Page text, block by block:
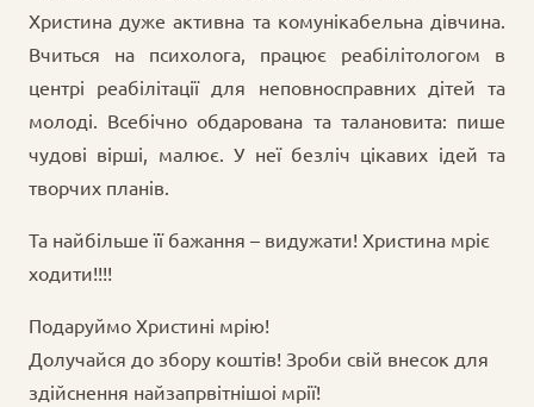
Христина дуже активна та комунікабельна дівчина.
Вчиться на психолога, працює реабілітологом в
центрі реабілітації для неповносправних дітей та
молоді. Всебічно обдарована та талановита: пише
чудові вірші, малює. У неї безліч цікавих ідей та
творчих планів.
Та найбільше її бажання – видужати! Христина мріє
ходити!!!!
Подаруймо Христині мрію!
Долучайся до збору коштів! Зроби свій внесок для
здійснення найзапрвітнішоі мрії!